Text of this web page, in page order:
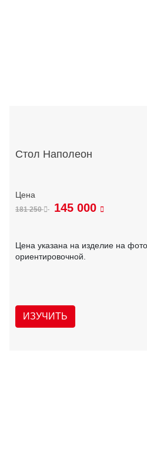
Стол Наполеон
181 250 145 000
Цена указана на изделие на
ориентировочной.
ИЗУЧИТЬ